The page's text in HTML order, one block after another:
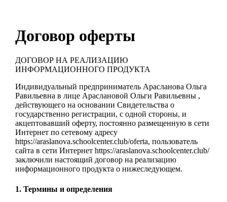
Договор оферты
ДОГОВОР НА РЕАЛИЗАЦИЮ
ИНФОРМАЦИОННОГО ПРОДУКТА
Индивидуальный предприниматель Арасланова Ольга
Равильевна в лице Араслановой Ольги Равильевны ,
действующего на основании Свидетельства о
государственно регистрации, с одной стороны, и
акцептовавший оферту, постоянно размещенную в сети
Интернет по сетевому адресу
https://araslanova.schoolcenter.club/oferta, пользователь
сайта в сети Интернет https://araslanova.schoolcenter.club/
заключили настоящий договор на реализацию
информационного продукта о нижеследующем.
1. Термины и определения